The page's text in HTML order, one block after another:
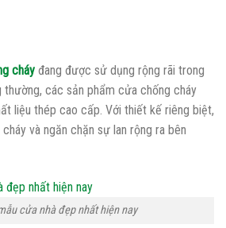
cháy đang được sử dụng rộng rãi trong
thường, các sản phẩm cửa chống cháy
liệu thép cao cấp. Với thiết kế riêng biệt,
và ngăn chặn sự lan rộng ra bên
cửa nhà đẹp nhất hiện nay